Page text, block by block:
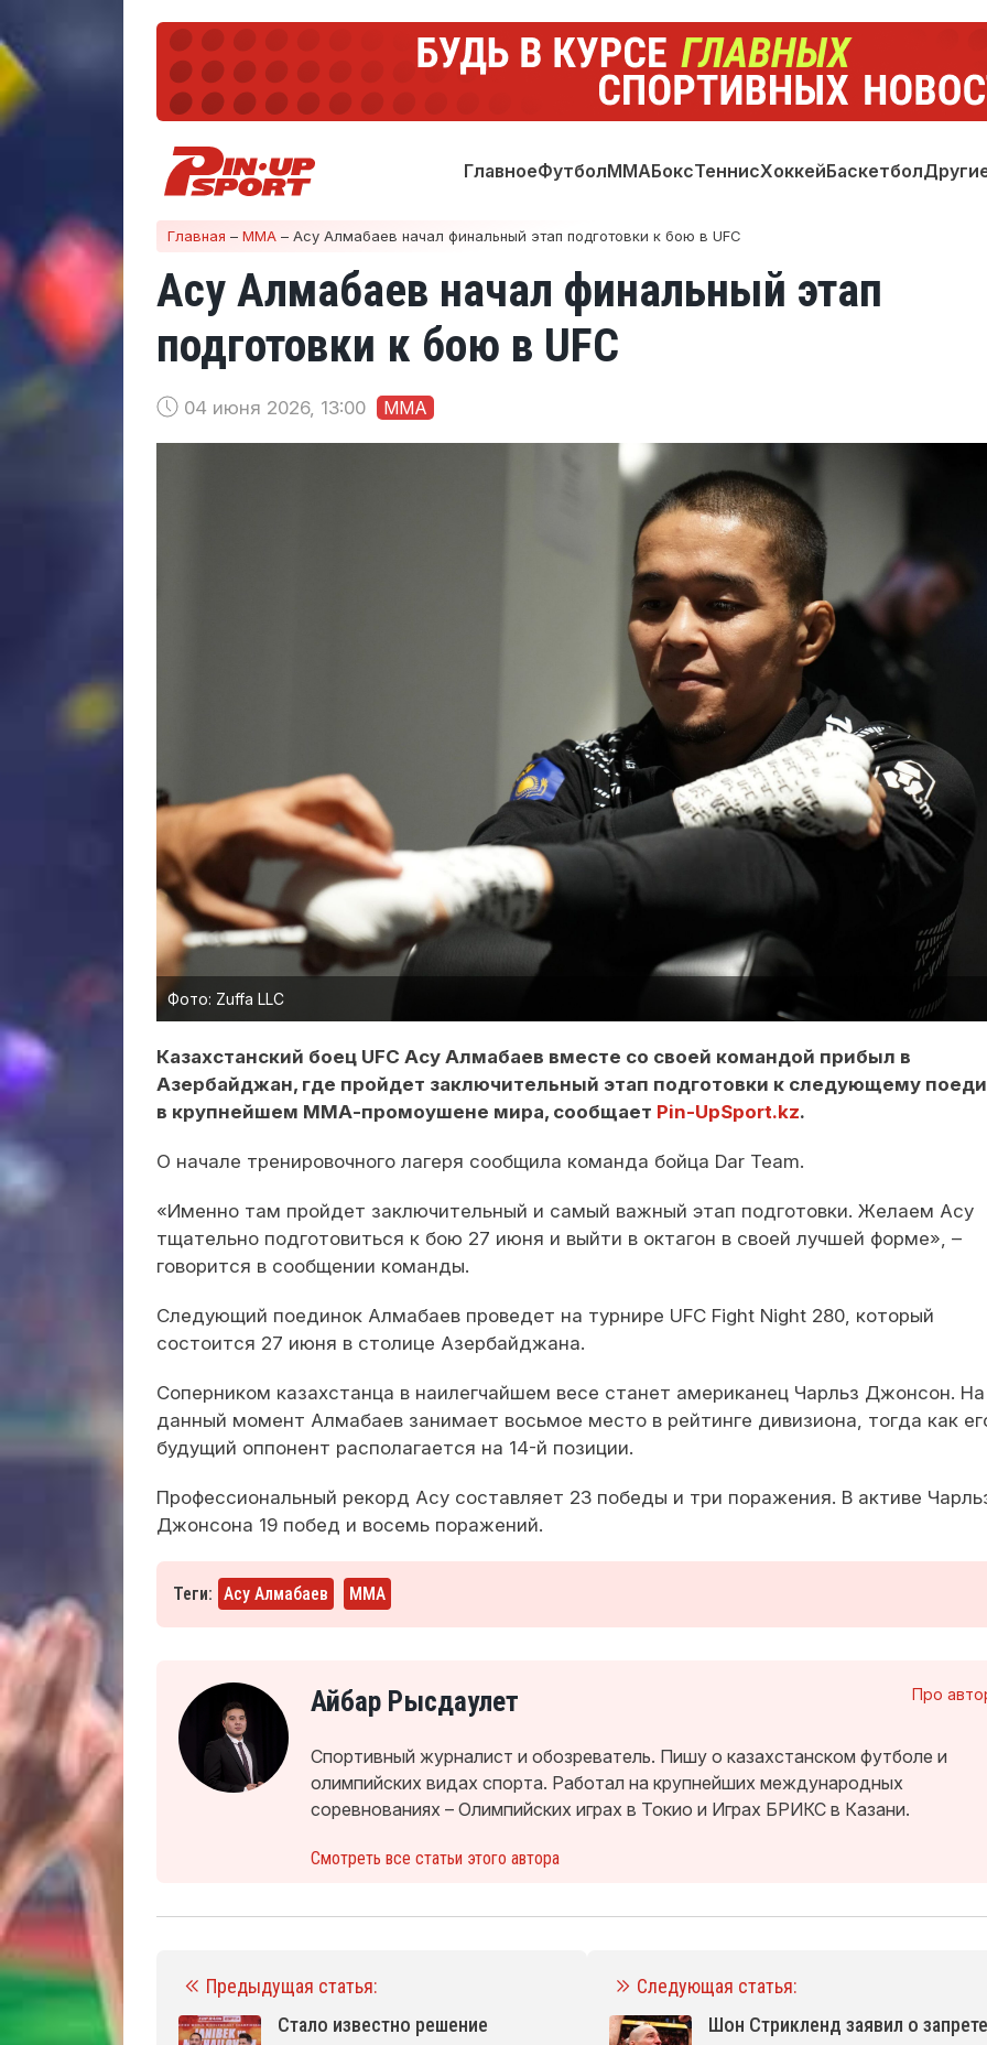
ГлавноеФутболММАБоксТеннисХоккейБаскетбол
Главная – ММА – Асу Алмабаев начал финальный этап подготовки к бою в UFC
Асу Алмабаев начал финальный этап
подготовки к бою в UFC
04 июня 2026, 13:00 ММА
Фото: Zuffa LLC
Казахстанский боец UFC Асу Алмабаев вместе со своей командой прибыл в
Азербайджан, где пройдет заключительный этап подготовки к следующему
в крупнейшем ММА-промоушене мира, сообщает Pin-UpSport.kz.
О начале тренировочного лагеря сообщила команда бойца Dar Team.
«Именно там пройдет заключительный и самый важный этап подготовки. Желаем Асу
тщательно подготовиться к бою 27 июня и выйти в октагон в своей лучшей форме», –
говорится в сообщении команды.
Следующий поединок Алмабаев проведет на турнире UFC Fight Night 280, который
состоится 27 июня в столице Азербайджана.
Соперником казахстанца в наилегчайшем весе станет американец Чарльз Джонсон. На
данный момент Алмабаев занимает восьмое место в рейтинге дивизиона, тогда как
будущий оппонент располагается на 14-й позиции.
Профессиональный рекорд Асу составляет 23 победы и три поражения. В активе
Джонсона 19 побед и восемь поражений.
Теги: Асу Алмабаев ММА
Про
Айбар Рысдаулет
Спортивный журналист и обозреватель. Пишу о казахстанском футболе и
олимпийских видах спорта. Работал на крупнейших международных
соревнованиях – Олимпийских играх в Токио и Играх БРИКС в Казани.
Смотреть все статьи этого автора
Предыдущая статья:
Стало известно решение
Следующая статья:
Шон Стрикленд заявил о